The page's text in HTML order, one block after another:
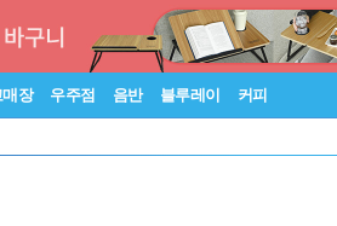
장 우주점 음반 블루레이 커피